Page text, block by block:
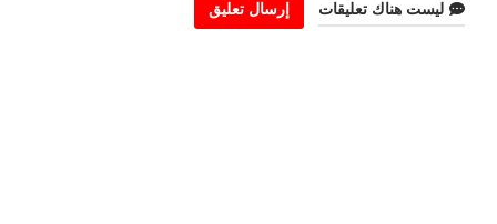
ليست هناك تعليقات إرسال تعليق